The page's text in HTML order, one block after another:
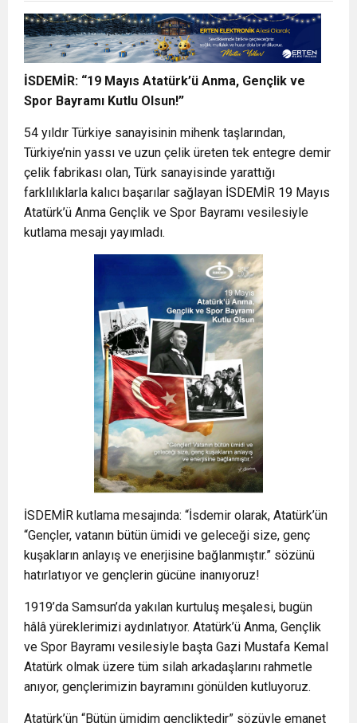
İSDEMİR: “19 Mayıs Atatürk’ü Anma, Gençlik ve
Spor Bayramı Kutlu Olsun!”
54 yıldır Türkiye sanayisinin mihenk taşlarından,
Türkiye’nin yassı ve uzun çelik üreten tek entegre demir
çelik fabrikası olan, Türk sanayisinde yarattığı
farklılıklarla kalıcı başarılar sağlayan İSDEMİR 19 Mayıs
Atatürk’ü Anma Gençlik ve Spor Bayramı vesilesiyle
kutlama mesajı yayımladı.
İSDEMİR kutlama mesajında: “İsdemir olarak, Atatürk’ün
“Gençler, vatanın bütün ümidi ve geleceği size, genç
kuşakların anlayış ve enerjisine bağlanmıştır.” sözünü
hatırlatıyor ve gençlerin gücüne inanıyoruz!
1919’da Samsun’da yakılan kurtuluş meşalesi, bugün
hâlâ yüreklerimizi aydınlatıyor. Atatürk’ü Anma, Gençlik
ve Spor Bayramı vesilesiyle başta Gazi Mustafa Kemal
Atatürk olmak üzere tüm silah arkadaşlarını rahmetle
anıyor, gençlerimizin bayramını gönülden kutluyoruz.
Atatürk’ün “Bütün ümidim gençliktedir” sözüyle emanet